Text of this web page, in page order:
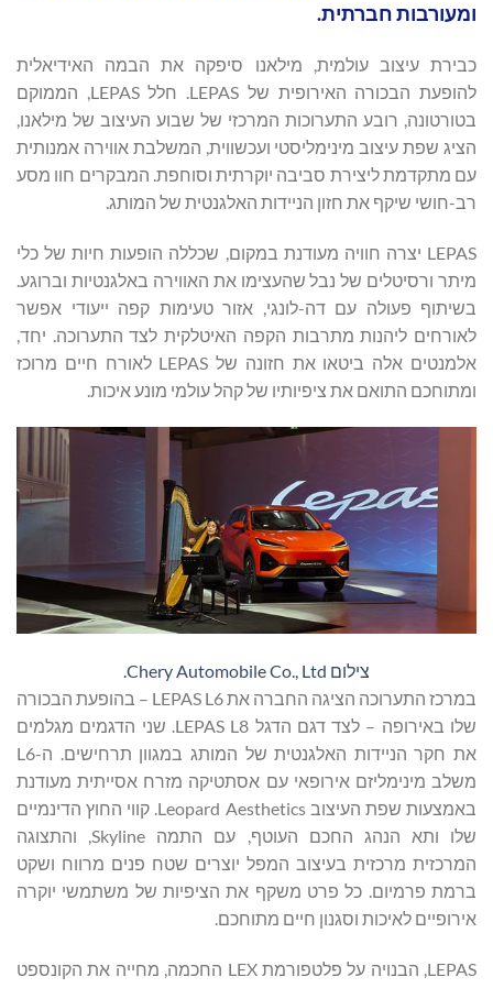
ומעורבות חברתית.
כבירת עיצוב עולמית, מילאנו סיפקה את הבמה האידיאלית
להופעת הבכורה האירופית של LEPAS. חלל LEPAS, הממוקם
בטורטונה, רובע התערוכות המרכזי של שבוע העיצוב של מילאנו,
הציג שפת עיצוב מינימליסטי ועכשווית, המשלבת אווירה אמנותית
עם מתקדמת ליצירת סביבה יוקרתית וסוחפת. המבקרים חוו מסע
רב-חושי שיקף את חזון הניידות האלגנטית של המותג.
LEPAS יצרה חוויה מעודנת במקום, שכללה הופעות חיות של כלי
מיתר ורסיטלים של נבל שהעצימו את האווירה באלגנטיות וברוגע.
בשיתוף פעולה עם דה-לונגי, אזור טעימות קפה ייעודי אפשר
לאורחים ליהנות מתרבות הקפה האיטלקית לצד התערוכה. יחד,
אלמנטים אלה ביטאו את חזונה של LEPAS לאורח חיים מרוכז
ומתוחכם התואם את ציפיותיו של קהל עולמי מונע איכות.
צילום Chery Automobile Co., Ltd.
במרכז התערוכה הציגה החברה את LEPAS L6 – בהופעת הבכורה
שלו באירופה – לצד דגם הדגל LEPAS L8. שני הדגמים מגלמים
את חקר הניידות האלגנטית של המותג במגוון תרחישים. ה-L6
משלב מינימליזם אירופאי עם אסתטיקה מזרח אסייתית מעודנת
באמצעות שפת העיצוב Leopard Aesthetics. קווי החוץ הדינמיים
שלו ותא הנהג החכם העוטף, עם התמה Skyline, והתצוגה
המרכזית מרכזית בעיצוב המפל יוצרים שטח פנים מרווח ושקט
ברמת פרמיום. כל פרט משקף את הציפיות של משתמשי יוקרה
אירופיים לאיכות וסגנון חיים מתוחכם.
LEPAS, הבנויה על פלטפורמת LEX החכמה, מחייה את הקונספט